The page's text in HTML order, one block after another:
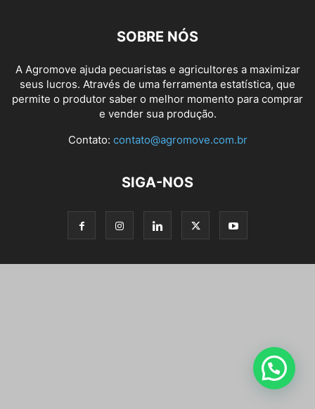
SOBRE NÓS
A Agromove ajuda pecuaristas e agricultores a maximizar
seus lucros. Através de uma ferramenta estatística, que
permite o produtor saber o melhor momento para comprar
e vender sua produção.
Contato: contato@agromove.com.br
SIGA-NOS